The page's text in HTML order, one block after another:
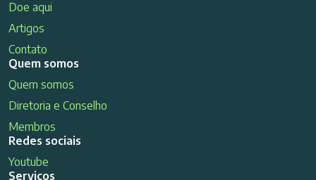
Doe aqui
Artigos
Contato
Quem somos
Quem somos
Diretoria e Conselho
Membros
Redes sociais
Youtube
Serviços